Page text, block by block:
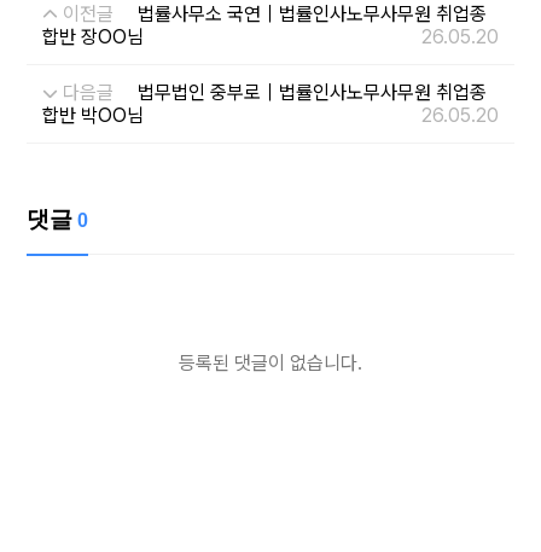
이전글
법률사무소 국연｜법률인사노무사무원 취업종
합반 장OO님
26.05.20
다음글
법무법인 중부로｜법률인사노무사무원 취업종
합반 박OO님
26.05.20
댓글 0
등록된 댓글이 없습니다.